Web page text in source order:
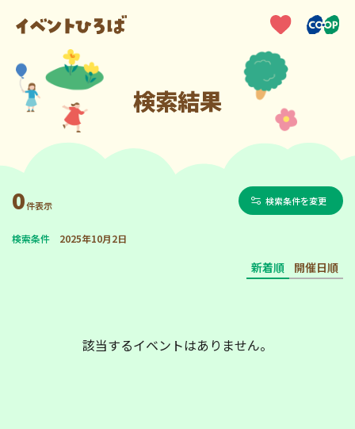
検索結果
0件表示 検索条件を変更
検索条件 2025年10月2日
新着順 開催日順
該当するイベントはありません。